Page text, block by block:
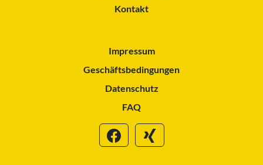
Kontakt
Impressum
Geschäftsbedingungen
Datenschutz
FAQ